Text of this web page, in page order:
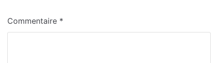
Commentaire *